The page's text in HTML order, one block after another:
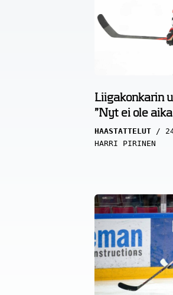
Liigakonkarin
”Nyt ei ole
HAASTATTELUT
HARRI PIRINEN